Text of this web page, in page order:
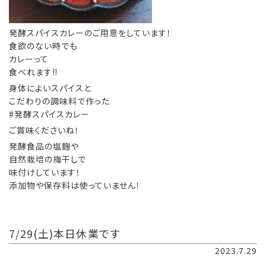
発酵スパイスカレーのご用意をしています！
食欲のない時でも
カレーって
食べれます‼️
身体によいスパイスと
こだわりの調味料で作った
#発酵スパイスカレー
ご賞味くださいね！
発酵食品の塩麹や
自然栽培の梅干しで
味付けしています！
添加物や保存料は使っていません！
7/29(土)本日休業です
2023.7.29